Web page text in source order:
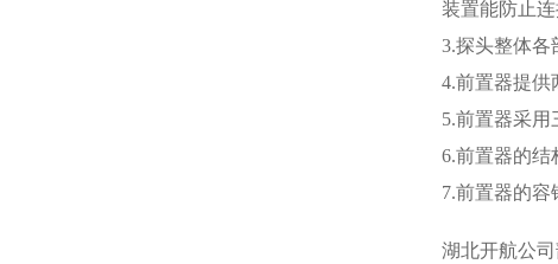
装置能防止
3.探头整体各
4.前置器提供
5.前置器采
6.前置器的结
7.前置器的容
湖北开航公司